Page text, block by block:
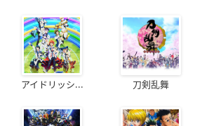
アイドリッシ... 刀剣乱舞